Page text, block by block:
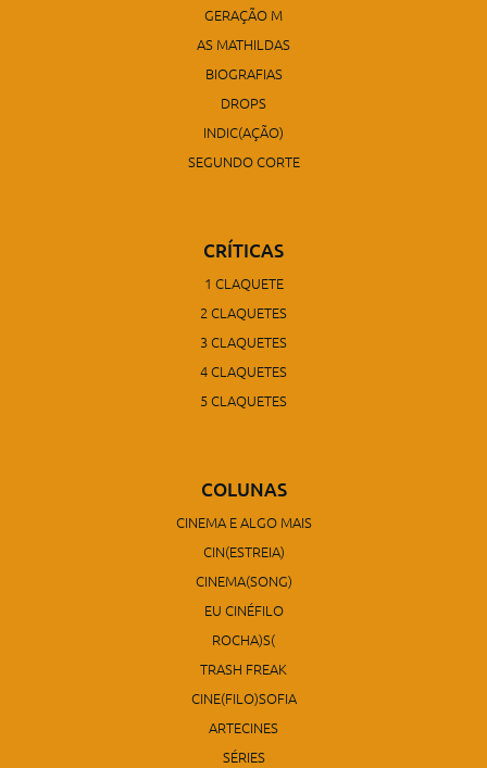
GERAÇÃO M
AS MATHILDAS
BIOGRAFIAS
DROPS
INDIC(AÇÃO)
SEGUNDO CORTE
CRÍTICAS
1 CLAQUETE
2 CLAQUETES
3 CLAQUETES
4 CLAQUETES
5 CLAQUETES
COLUNAS
CINEMA E ALGO MAIS
CIN(ESTREIA)
CINEMA(SONG)
EU CINÉFILO
ROCHA)S(
TRASH FREAK
CINE(FILO)SOFIA
ARTECINES
SÉRIES